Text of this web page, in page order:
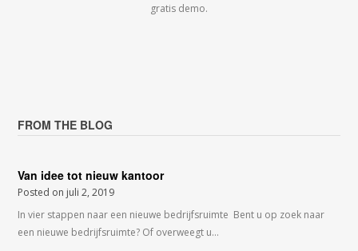
gratis demo.
FROM THE BLOG
Van idee tot nieuw kantoor
Posted on juli 2, 2019
In vier stappen naar een nieuwe bedrijfsruimte Bent u op zoek naar
een nieuwe bedrijfsruimte? Of overweegt u…